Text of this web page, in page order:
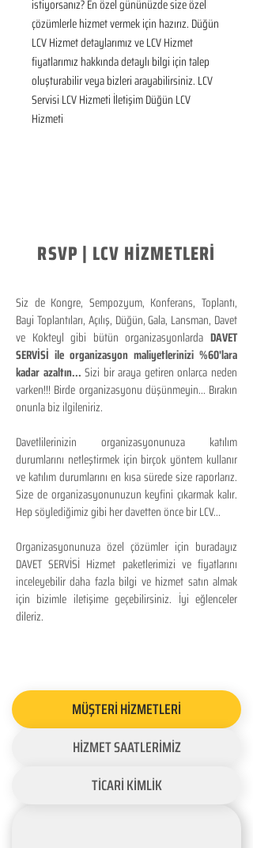
istiyorsanız? En özel gününüzde size özel
çözümlerle hizmet vermek için hazırız. Düğün
LCV Hizmet detaylarımız ve LCV Hizmet
fiyatlarımız hakkında detaylı bilgi için talep
oluşturabilir veya bizleri arayabilirsiniz. LCV
Servisi LCV Hizmeti İletişim Düğün LCV
Hizmeti
RSVP | LCV HİZMETLERİ
Siz de Kongre, Sempozyum, Konferans, Toplantı,
Bayi Toplantıları, Açılış, Düğün, Gala, Lansman, Davet
ve Kokteyl gibi bütün organizasyonlarda DAVET
SERVİSİ ile organizasyon maliyetlerinizi %60'lara
kadar azaltın...Sizi bir araya getiren onlarca neden
varken!!! Birde organizasyonu düşünmeyin... Bırakın
onunla biz ilgileniriz.
Davetlilerinizin organizasyonunuza katılım
durumlarını netleştirmek için birçok yöntem kullanır
ve katılım durumlarını en kısa sürede size raporlarız.
Size de organizasyonunuzun keyfini çıkarmak kalır.
Hep söylediğimiz gibi her davetten önce bir LCV...
Organizasyonunuza özel çözümler için buradayız
DAVET SERVİSİ Hizmet paketlerimizi ve fiyatlarını
inceleyebilir daha fazla bilgi ve hizmet satın almak
için bizimle iletişime geçebilirsiniz. İyi eğlenceler
dileriz.
MÜŞTERİ HİZMETLERİ
HİZMET SAATLERİMİZ
TİCARİ KİMLİK